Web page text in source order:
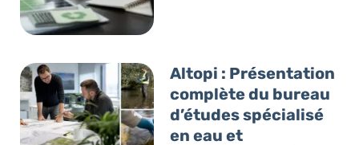
Altopi : Présentation
complète du bureau
d’études spécialisé
en eau et